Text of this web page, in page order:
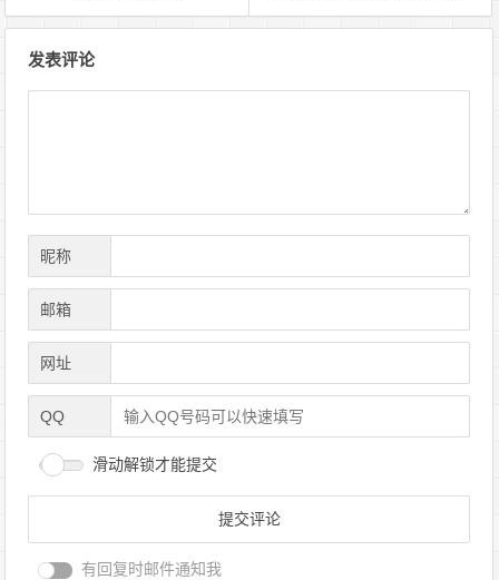
发表评论
昵称
邮箱
网址
QQ
滑动解锁才能提交
有回复时邮件通知我